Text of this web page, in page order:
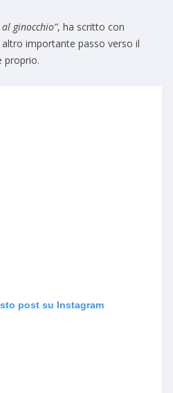
ginocchio”, ha scritto con
importante passo verso il
proprio.
post su Instagram